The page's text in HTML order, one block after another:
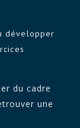
développer
du cadre
une